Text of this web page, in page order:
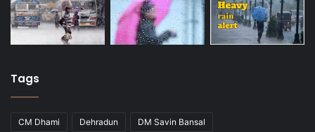
Tags
CM Dhami Dehradun DM Savin Bansal